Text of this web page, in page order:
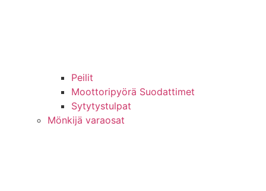
Peilit
Moottoripyörä Suodattimet
Sytytystulpat
Mönkijä varaosat